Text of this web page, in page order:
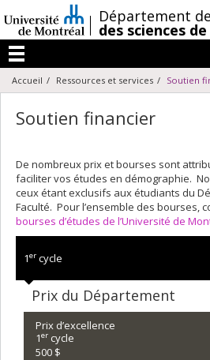
au
contenu
/Département de
des sciences
Menu
Accueil Ressources et services Soutien
Soutien financier
De nombreux prix et bourses sont
faciliter vos études en démographie.
ceux étant exclusifs aux étudiants du
Faculté. Pour l’ensemble des bourses,
bourses d’études de l’Université de
1er cycle
Prix du Département
Prix d’excellence
1er cycle
500 $